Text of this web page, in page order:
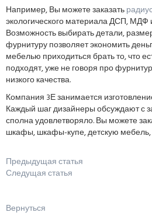
Например, Вы можете заказать
экологического материала ДСП, МДФ
Возможность выбирать детали,
фурнитуру позволяет экономить
мебелью приходиться брать то, что
подходят, уже не говоря про
низкого качества.
Компания 3Е занимается
Каждый шаг дизайнеры обсуждают с
сполна удовлетворяло. Вы можете
шкафы, шкафы-купе, детскую
Предыдущая статья
Следущая статья
Вернуться